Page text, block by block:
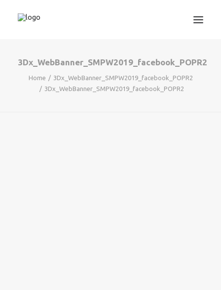
3D TISKANJE
PROJEKTIRANJE
3Dx_WebBanner_SMPW2019_facebook_POPR2
Home
3Dx_WebBanner_SMPW2019_facebook_POPR2
3Dx_WebBanner_SMPW2019_facebook_POPR2